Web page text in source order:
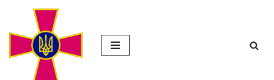
Перейти
содержимому